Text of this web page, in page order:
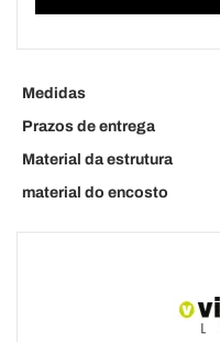
Medidas
Prazos de entrega
Material da estrutura
material do encosto